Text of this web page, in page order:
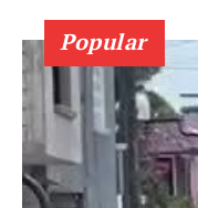
Menú
Yucatán
Sociedad y Negocios
Policíacas
Popular